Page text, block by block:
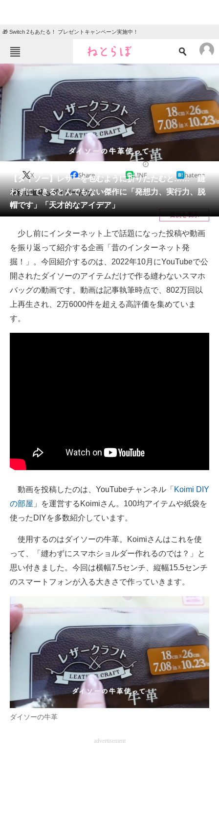
🎁 Switch 2もあたる！ プレゼントキャンペーン実施中！
ねとらぼメニュー
TOP ニュース
クイズ
地域
住まい 教育・育児
リサーチ
会員記事
メディア
注目記事を集めた総合ページ
ITの今と未来を見通す
スマホと通信の最新トレンド
進化するPCとデバイスの未来
好きが集まる 比べて選べる
企業向けIT製品の総合サイト
IT製品の技術・比較・事例
製造業のIT導入・活用を支援
モノづくり技術者専門サイト
電子設計の基本と応用
【ダイソー】レザーを包むように折りたたむと…… 縫
わずにできるとんでもない傑作に「発想力、実行力、脱
帽です」「天才的なアイデア」
X Share LINE hatena
材料も道具もダイソーだけ。
目次を表示
少し前にインターネット上で話題になった投稿や動画
を振り返って紹介する企画「昔のインターネット発
掘！」。今回紹介するのは、2022年10月にYouTubeで公
開されたダイソーのアイテムだけで作る縫わないスマホ
バッグの動画です。動画は記事執筆時点で、802万回以
上再生され、2万6000件を超える高評価を集めていま
す。
動画を投稿したのは、YouTubeチャンネル「 Koimi DIY
の部屋 」を運営するKoimiさん。100均アイテムや紙袋を
使ったDIYを多数紹介しています。
使用するのはダイソーの牛革。Koimiさんはこれを使
って、「縫わずにスマホショルダー作れるのでは？」と
思い付きました。今回は横幅7.5センチ、縦幅15.5センチ
のスマートフォンが入る大きさで作っていきます。
ダイソーの牛革
advertisement